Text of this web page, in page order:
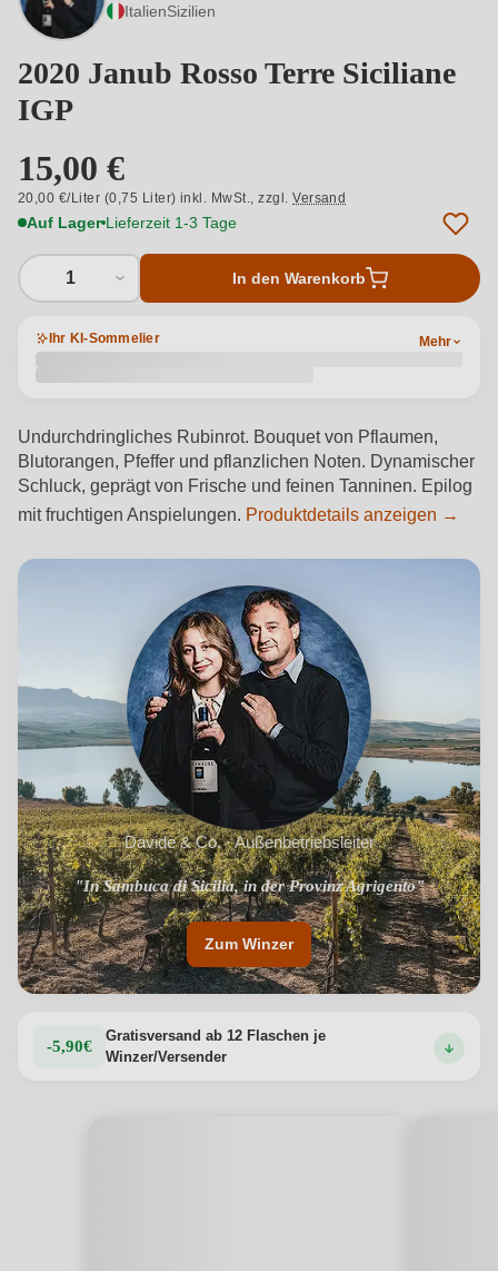
ItalienSizilien
2020 Janub Rosso Terre Siciliane
IGP
15,00 €
20,00 €/Liter (0,75 Liter) inkl. MwSt.,zzgl.Versand
Auf Lager Lieferzeit 1-3 Tage
1 In den Warenkorb
Ihr KI-Sommelier Mehr
Undurchdringliches Rubinrot. Bouquet von Pflaumen,
Blutorangen, Pfeffer und pflanzlichen Noten. Dynamischer
Schluck, geprägt von Frische und feinen Tanninen. Epilog
mit fruchtigen Anspielungen. Produktdetails anzeigen →
Davide & Co. · Außenbetriebsleiter
"In Sambuca di Sicilia, in der Provinz Agrigento"
Zum Winzer
-5,90€
Gratisversand ab 12 Flaschen je
Winzer/Versender